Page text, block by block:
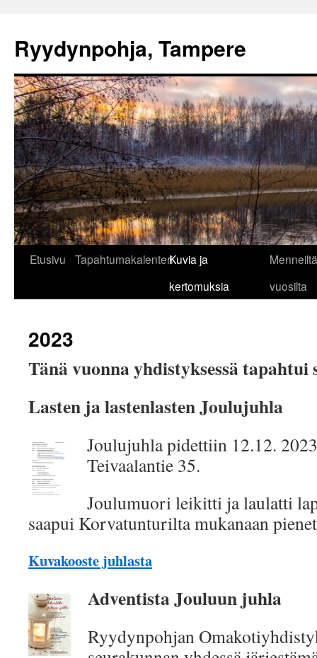
Ryydynpohja, Tampere
Siirry
Etusivu TapahtumakalenteriKuvia ja
kertomuksia
Menneiltä
vuosilta
2023
Tänä vuonna yhdistyksessä tapahtui
Lasten ja lastenlasten Joulujuhla
Joulujuhla pidettiin 12.12.
Teivaalantie 35.
Joulumuori leikitti ja laulatti
saapui Korvatunturilta mukanaan
Kuvakooste juhlasta
Adventista Jouluun juhla
Ryydynpohjan